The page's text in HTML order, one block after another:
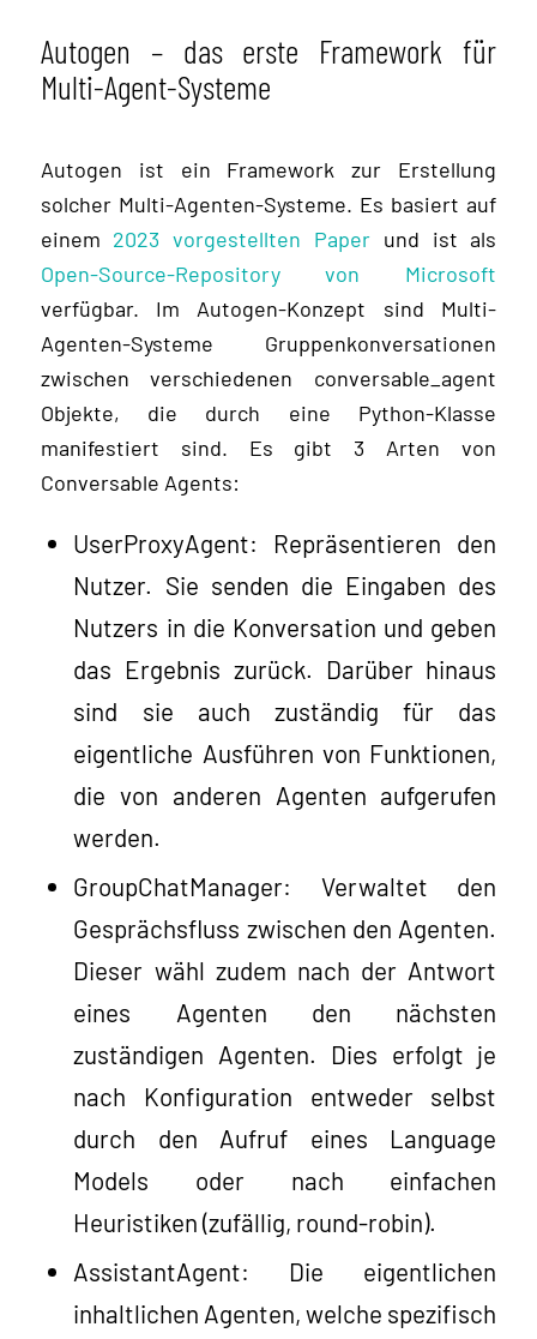
Autogen – das erste Framework für
Multi-Agent-Systeme
Autogen ist ein Framework zur Erstellung
solcher Multi-Agenten-Systeme. Es basiert auf
einem 2023 vorgestellten Paper und ist als
Open-Source-Repository von Microsoft
verfügbar. Im Autogen-Konzept sind Multi-
Agenten-Systeme Gruppenkonversationen
zwischen verschiedenen conversable_agent
Objekte, die durch eine Python-Klasse
manifestiert sind. Es gibt 3 Arten von
Conversable Agents:
UserProxyAgent: Repräsentieren den
Nutzer. Sie senden die Eingaben des
Nutzers in die Konversation und geben
das Ergebnis zurück. Darüber hinaus
sind sie auch zuständig für das
eigentliche Ausführen von Funktionen,
die von anderen Agenten aufgerufen
werden.
GroupChatManager: Verwaltet den
Gesprächsfluss zwischen den Agenten.
Dieser wähl zudem nach der Antwort
eines Agenten den nächsten
zuständigen Agenten. Dies erfolgt je
nach Konfiguration entweder selbst
durch den Aufruf eines Language
Models oder nach einfachen
Heuristiken (zufällig, round-robin).
AssistantAgent: Die eigentlichen
inhaltlichen Agenten, welche spezifisch